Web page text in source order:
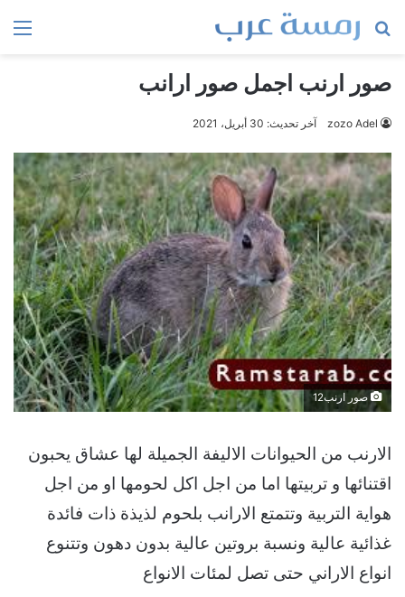
بحث
صور ارنب اجمل صور ارانب
zozo Adel آخر تحديث: 30 أبريل، 2021
صور ارنب12
الارنب من الحيوانات الاليفة الجميلة لها عشاق يحبون
اقتنائها و تربيتها اما من اجل اكل لحومها او من اجل
هواية التربية وتتمتع الارانب بلحوم لذيذة ذات فائدة
غذائية عالية ونسبة بروتين عالية بدون دهون وتتنوع
انواع الاراني حتى تصل لمئات الانواع